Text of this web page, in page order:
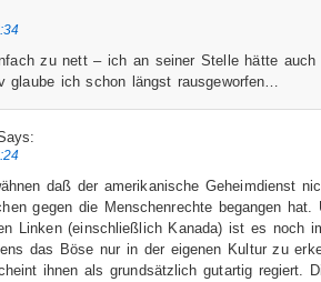
zu nett – ich an seiner Stelle hätte auch
glaube ich schon längst rausgeworfen…
daß der amerikanische Geheimdienst
gegen die Menschenrechte begangen hat.
Linken (einschließlich Kanada) ist es noch
das Böse nur in der eigenen Kultur zu
ihnen als grundsätzlich gutartig regiert.